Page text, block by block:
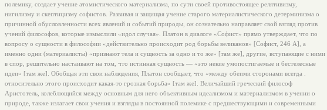
полемику, создает учение атомистического материализма, по сути своей противостоящее релятивизму,
нигилизму и скептицизму софистов. Развивая и защищая учение старого материалистического детерминизма о
причинной обусловленности всех явлений и событий природы, он сознательно направляет свой взгляд против
учений философов, которые измыслили «идол случая». Платон в диалоге «Софист» прямо утверждает, что по
вопросу о сущности в философии «действительно происходит род борьбы великанов» [Софист, 246 А], а
именно одни (материалисты) «признают тела и сущность за одно и то же» [там же], другие, вступающие с ними
в спор, решительно настаивают на том, что истинная сущность — «это некие умопостигаемые и бестелесные
идеи» [там же]. Обобщая эти свои наблюдения, Платон сообщает, что «между обеими сторонами всегда .
относительно этого происходит какая-то грозная борьба» [там же]. Величайший греческий философ
Аристотель, колеблющийся между основным для него объективным идеализмом и материализмом в учении о
природе, также излагает свои учения и взгляды в постоянной полемике с предшествующими и современными